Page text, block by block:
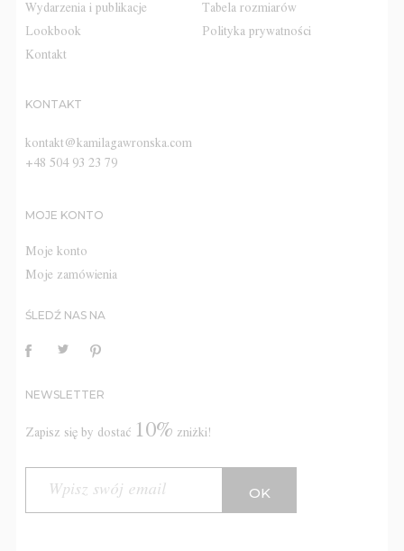
Wydarzenia i publikacje
Lookbook
Kontakt
Tabela rozmiarów
Polityka prywatności
KONTAKT
kontakt@kamilagawronska.com
+48 504 93 23 79
MOJE KONTO
Moje konto
Moje zamówienia
ŚLEDŹ NAS NA
NEWSLETTER
Zapisz się by dostać 10% zniżki!